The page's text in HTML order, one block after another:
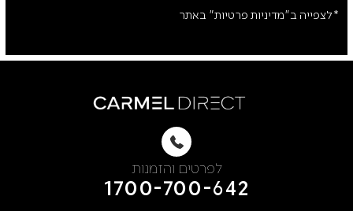
*לצפייה ב"מדיניות פרטיות" באתר
לפרטים והזמנות
1700-700-642